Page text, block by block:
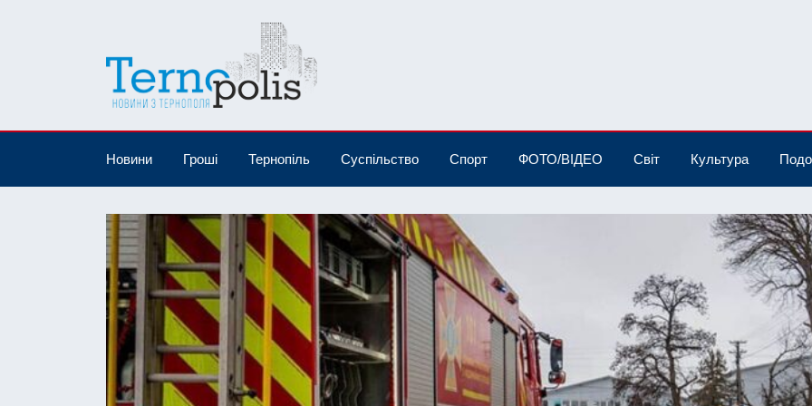
Новини Гроші Тернопіль Суспільство Спорт ФОТО/ВІДЕО Світ Культура